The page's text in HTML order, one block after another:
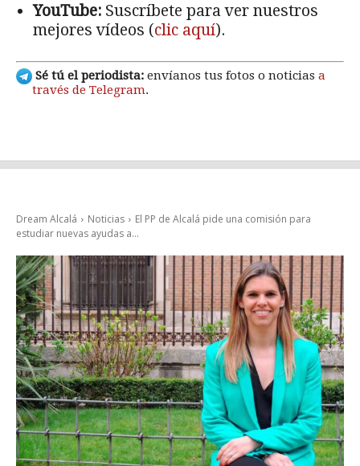
YouTube: Suscríbete para ver nuestros
mejores vídeos (clic aquí).
Sé tú el periodista: envíanos tus fotos o noticias a
través de Telegram.